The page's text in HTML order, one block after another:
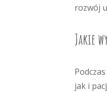
rozwój
Jakie
jak i